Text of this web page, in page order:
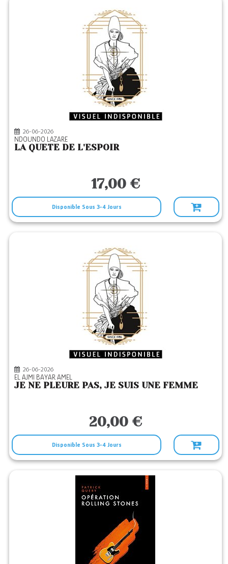
26-06-2026
NDOUNDO LAZARE
LA QUETE DE L'ESPOIR
17,00 €
Disponible Sous 3-4 Jours
26-06-2026
EL AJMI BAYAR AMEL
JE NE PLEURE PAS, JE SUIS UNE FEMME
20,00 €
Disponible Sous 3-4 Jours